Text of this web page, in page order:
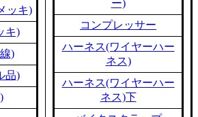
ッキ)
キ)
)
品)
ー)
コンプレッサー
ハーネス(ワイヤーハー
ネス)
ハーネス(ワイヤーハー
ネス)下